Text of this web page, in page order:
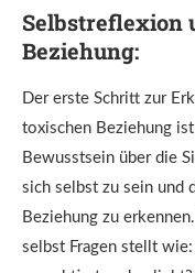
Selbstreflexion
Beziehung:
Der erste Schritt zur
toxischen Beziehung
Bewusstsein über die
sich selbst zu sein und
Beziehung zu
selbst Fragen stellt